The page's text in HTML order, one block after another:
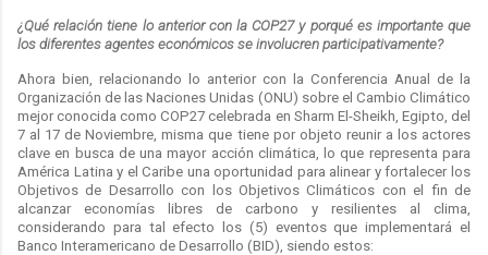
¿Qué relación tiene lo anterior con la COP27 y porqué es importante que
los diferentes agentes económicos se involucren participativamente?
Ahora bien, relacionando lo anterior con la Conferencia Anual de la
Organización de las Naciones Unidas (ONU) sobre el Cambio Climático
mejor conocida como COP27 celebrada en Sharm El-Sheikh, Egipto, del
7 al 17 de Noviembre, misma que tiene por objeto reunir a los actores
clave en busca de una mayor acción climática, lo que representa para
América Latina y el Caribe una oportunidad para alinear y fortalecer los
Objetivos de Desarrollo con los Objetivos Climáticos con el fin de
alcanzar economías libres de carbono y resilientes al clima,
considerando para tal efecto los (5) eventos que implementará el
Banco Interamericano de Desarrollo (BID), siendo estos: